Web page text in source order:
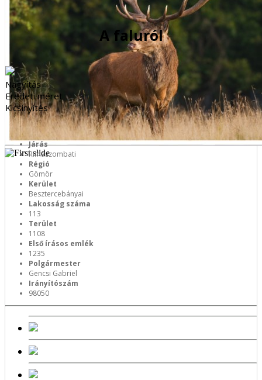
A faluról
Nagyítás
Eredeti méret
Kicsinyítés
Járás
Rimaszombati
Régió
Gömör
Kerület
Besztercebányai
Lakosság száma
113
Terület
1108
Első írásos emlék
1235
Polgármester
Gencsi Gabriel
Irányítószám
98050